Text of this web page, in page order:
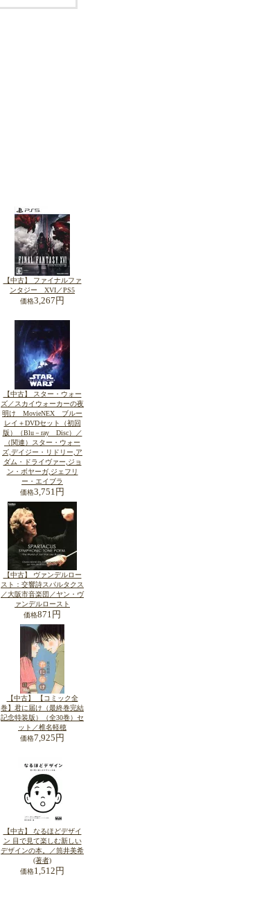
【中古】 ファイナルファ
ンタジー XVI／PS5
価格3,267円
【中古】 スター・ウォー
ズ／スカイウォーカーの夜
明け MovieNEX ブルー
レイ＋DVDセット（初回
版）（Blu－ray Disc）／
（関連）スター・ウォー
ズ,デイジー・リドリー,ア
ダム・ドライヴァー,ジョ
ン・ボヤーガ,ジェフリ
ー・エイブラ
価格3,751円
【中古】 ヴァンデルロー
スト：交響詩スパルタクス
／大阪市音楽団／ヤン・ヴ
ァンデルロースト
価格871円
【中古】 【コミック全
巻】君に届け（最終巻完結
記念特装版）（全30巻）セ
ット／椎名軽穂
価格7,925円
【中古】 なるほどデザイ
ン 目で見て楽しむ新しい
デザインの本。／筒井美希
(著者)
価格1,512円